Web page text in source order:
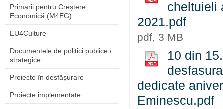
Primarii pentru Creștere
Economică (M4EG)
EU4Culture
Documentele de politici publice /
strategice
Proiecte în desfășurare
Proiecte implementate
cheltuieli
2021.pdf
pdf, 3 MB
10 din
dedicate
Eminescu.pdf